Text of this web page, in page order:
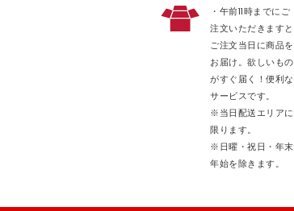
メッシュケース／ペンケース
ブックエンド／ブックスタンド
・午前11時までにご
注文いただきますと
ご注文当日に商品を
お届け。欲しいもの
がすぐ届く！便利な
サービスです。
※当日配送エリアに
限ります。
※日曜・祝日・年末
年始を除きます。